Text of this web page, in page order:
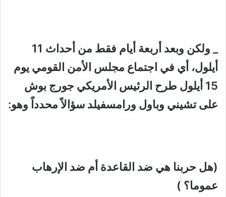
_ ولكن وبعد أربعة أيام فقط من أحداث 11
أيلول، أي في اجتماع مجلس الأمن القومي يوم
15 أيلول طرح الرئيس الأمريكي جورج بوش
على تشيني وباول ورامسفيلد سؤالاً محدداً وهو:
(هل حربنا هي ضد القاعدة أم ضد الإرهاب
عموما؟ )